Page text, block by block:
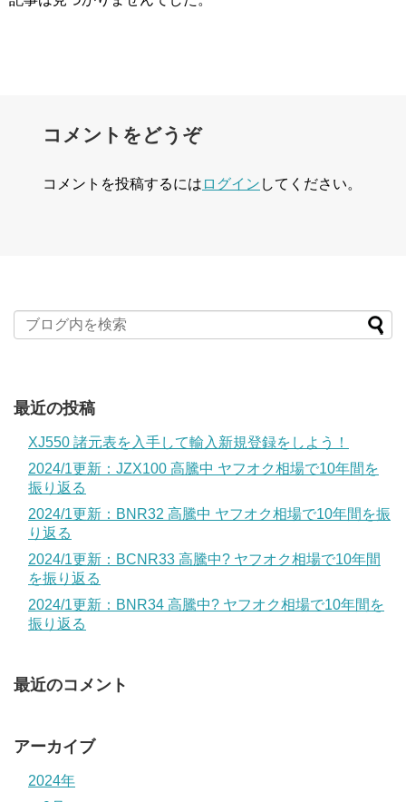
コメントをどうぞ
コメントを投稿するには ログイン してください。
最近の投稿
XJ550 諸元表を入手して輸入新規登録をしよう！
2024/1更新：JZX100 高騰中 ヤフオク相場で10年間を
振り返る
2024/1更新：BNR32 高騰中 ヤフオク相場で10年間を振
り返る
2024/1更新：BCNR33 高騰中? ヤフオク相場で10年間
を振り返る
2024/1更新：BNR34 高騰中? ヤフオク相場で10年間を
振り返る
最近のコメント
アーカイブ
2024年